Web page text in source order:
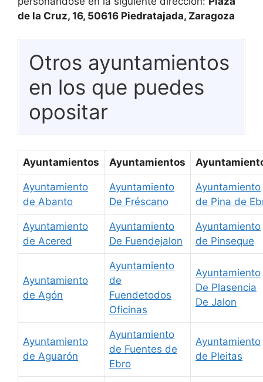
de la Cruz, 16, 50616 Piedratajada, Zaragoza
Otros ayuntamientos
en los que puedes
opositar
Ayuntamientos Ayuntamientos
Ayuntamiento
de Abanto
Ayuntamiento
De Fréscano
Ayuntamiento
de Pina de
Ayuntamiento
de Acered
Ayuntamiento
De Fuendejalon
Ayuntamiento
de Pinseque
Ayuntamiento
de Agón
Ayuntamiento
de
Fuendetodos
Oficinas
Ayuntamiento
De Plasencia
De Jalon
Ayuntamiento
de Aguarón
Ayuntamiento
de Fuentes de
Ebro
Ayuntamiento
de Pleitas